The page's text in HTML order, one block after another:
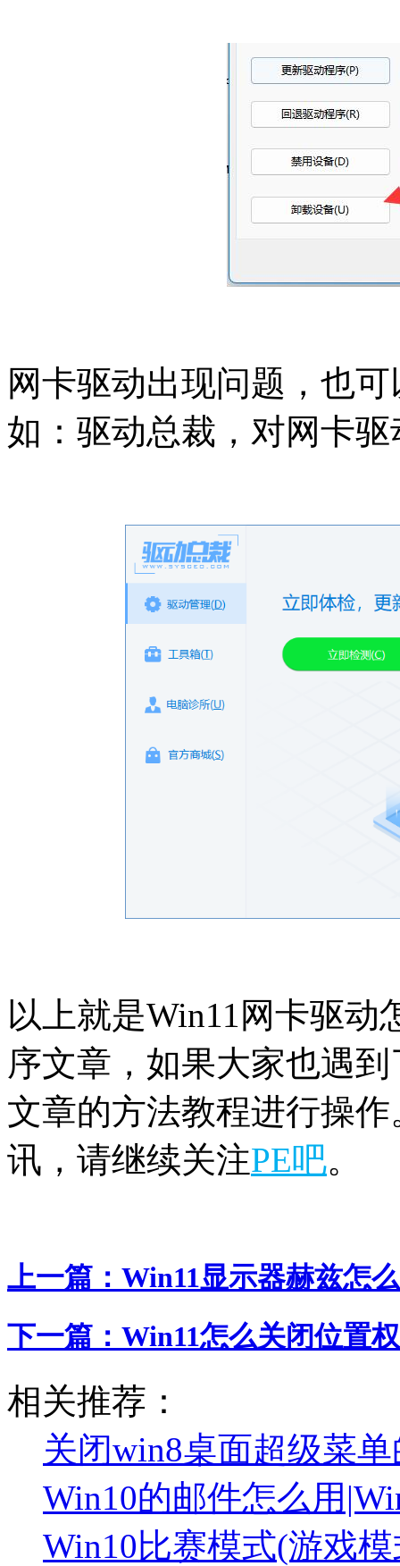
网卡驱动出现问题，也
如：驱动总裁，对网卡
以上就是Win11网卡驱动
序文章，如果大家也遇
文章的方法教程进行操
讯，请继续关注PE吧。
上一篇： Win11显示器赫兹怎
下一篇： Win11怎么关闭位置
相关推荐：
关闭win8桌面超级菜
Win10的邮件怎么用
Win10比赛模式(游戏